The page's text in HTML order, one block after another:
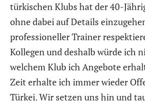
türkischen Klubs hat der 40-
ohne dabei auf Details
professioneller Trainer
Kollegen und deshalb würde ich
welchem Klub ich Angebote
Zeit erhalte ich immer wieder
Türkei. Wir setzen uns hin und